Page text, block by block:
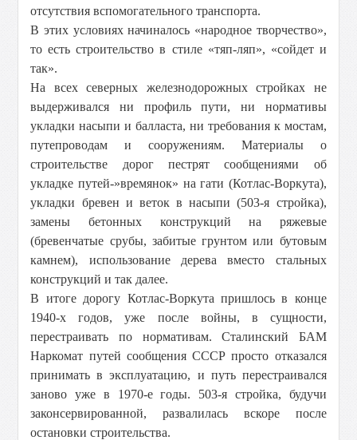
отсутствия вспомогательного транспорта.
В этих условиях начиналось «народное творчество»,
то есть строительство в стиле «тяп-ляп», «сойдет и
так».
На всех северных железнодорожных стройках не
выдерживался ни профиль пути, ни нормативы
укладки насыпи и балласта, ни требования к мостам,
путепроводам и сооружениям. Материалы о
строительстве дорог пестрят сообщениями об
укладке путей-»времянок» на гати (Котлас-Воркута),
укладки бревен и веток в насыпи (503-я стройка),
замены бетонных конструкций на ряжевые
(бревенчатые срубы, забитые грунтом или бутовым
камнем), использование дерева вместо стальных
конструкций и так далее.
В итоге дорогу Котлас-Воркута пришлось в конце
1940-х годов, уже после войны, в сущности,
перестраивать по нормативам. Сталинский БАМ
Наркомат путей сообщения СССР просто отказался
принимать в эксплуатацию, и путь перестраивался
заново уже в 1970-е годы. 503-я стройка, будучи
законсервированной, развалилась вскоре после
остановки строительства.